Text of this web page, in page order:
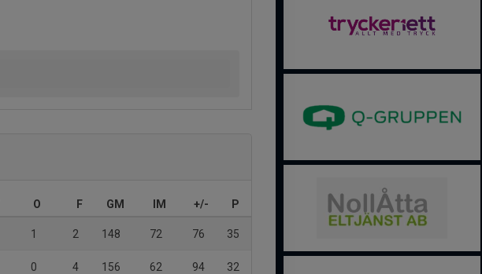
O F GM IM +/- P
1 2 148 72 76 35
0 4 156 62 94 32